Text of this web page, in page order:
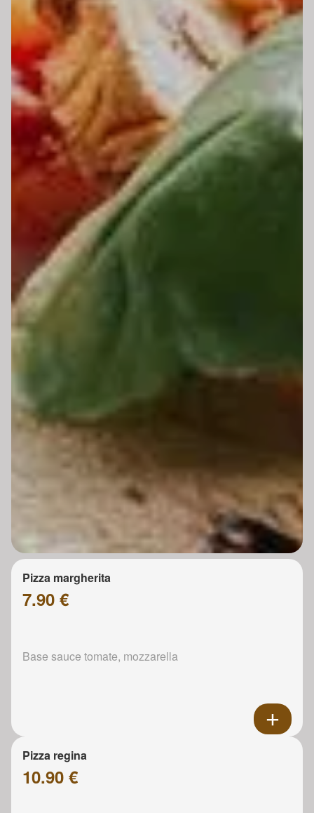
Pizza margherita
7.90 €
Base sauce tomate, mozzarella
Pizza regina
10.90 €